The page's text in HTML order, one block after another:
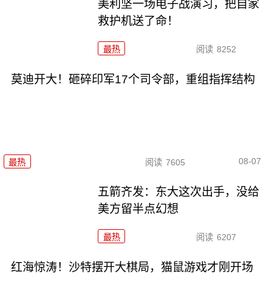
美利坚一场电子战演习，把自家
救护机送了命！
最热 阅读 8252
莫迪开大！砸碎印军17个司令部，重组指挥结构
最热 阅读 7605 08-07
五箭齐发：东大这次出手，没给
美方留半点幻想
最热 阅读 6207
红海惊涛！沙特摆开大棋局，猫鼠游戏才刚开场